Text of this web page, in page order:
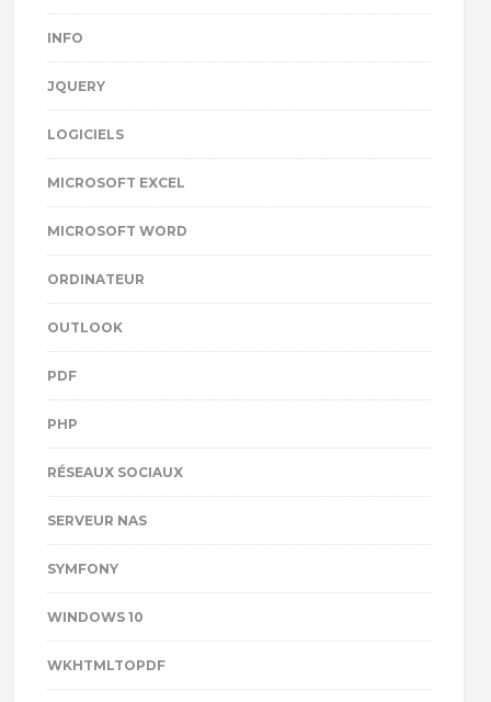
INFO
JQUERY
LOGICIELS
MICROSOFT EXCEL
MICROSOFT WORD
ORDINATEUR
OUTLOOK
PDF
PHP
RÉSEAUX SOCIAUX
SERVEUR NAS
SYMFONY
WINDOWS 10
WKHTMLTOPDF